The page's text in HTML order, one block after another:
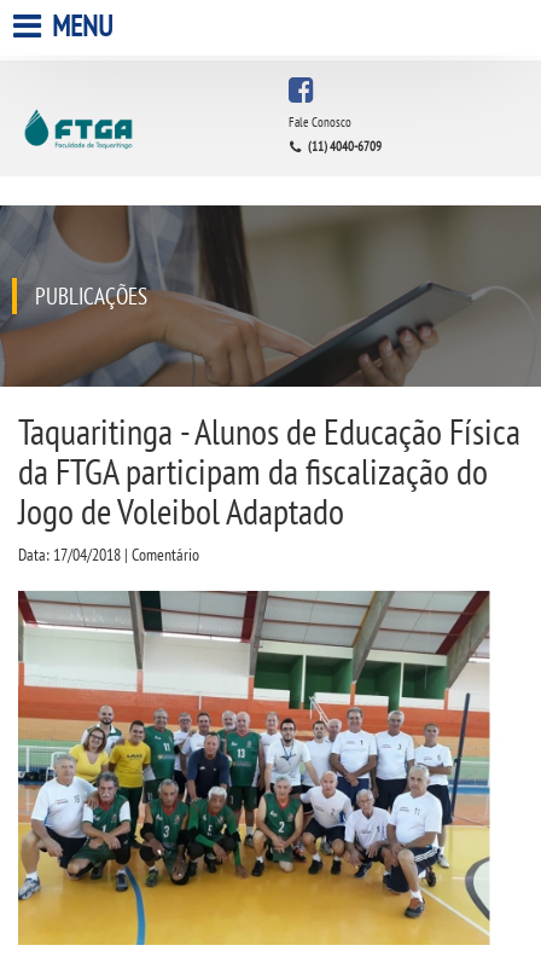
A FACULDADE
QUEM SOMOS
INFRAESTRUTURA
BIBLIOTECA
CPA
CPSA
PROUNI
NAD
COMITÊ DE ÉTICA
PESQUISA DE EXTENSÃO
CURSOS
MENU
Fale Conosco
(11) 4040-6709
PUBLICAÇÕES
Taquaritinga - Alunos de Educação Física
da FTGA participam da fiscalização do
Jogo de Voleibol Adaptado
Data: 17/04/2018 | Comentário